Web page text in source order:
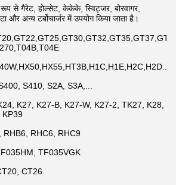
रूप से गैरेट, होल्सेट, केकेके, स्विट्जर, बोरवागर,
और अन्य टर्बोचार्जर में उपयोग किया जाता है।
S410, S2A, S3A,...
K27, K27-B, K27-W, K27-2, TK27, K28,
KP39
RHB6, RHC6, RHC9
TF035VGK
CT26